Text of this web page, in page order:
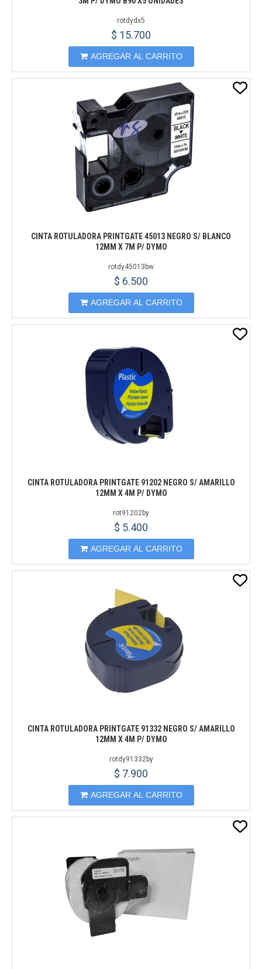
rotdydx5
$ 15.700
AGREGAR AL CARRITO
CINTA ROTULADORA PRINTGATE 45013 NEGRO S/ BLANCO
12MM X 7M P/ DYMO
rotdy45013bw
$ 6.500
AGREGAR AL CARRITO
CINTA ROTULADORA PRINTGATE 91202 NEGRO S/ AMARILLO
12MM X 4M P/ DYMO
rot91202by
$ 5.400
AGREGAR AL CARRITO
CINTA ROTULADORA PRINTGATE 91332 NEGRO S/ AMARILLO
12MM X 4M P/ DYMO
rotdy91332by
$ 7.900
AGREGAR AL CARRITO